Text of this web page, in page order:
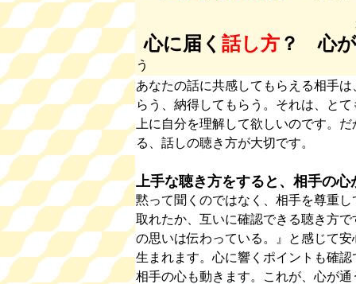
心に届く 話し方？ 心が
う
あなたの話に共感してもらえる相手
らう、納得してもらう。それは、と
上に自分を理解して欲しいのです。
る、話しの聴き方が大切です。
上手な聴き方をすると、相手の心
黙って聞くのではなく、相手を尊重
取れたか、互いに確認できる聴き方
の思いは伝わっている。』と感じて
生まれます。心に響くポイントも確
相手の心も動きます。これが、心が